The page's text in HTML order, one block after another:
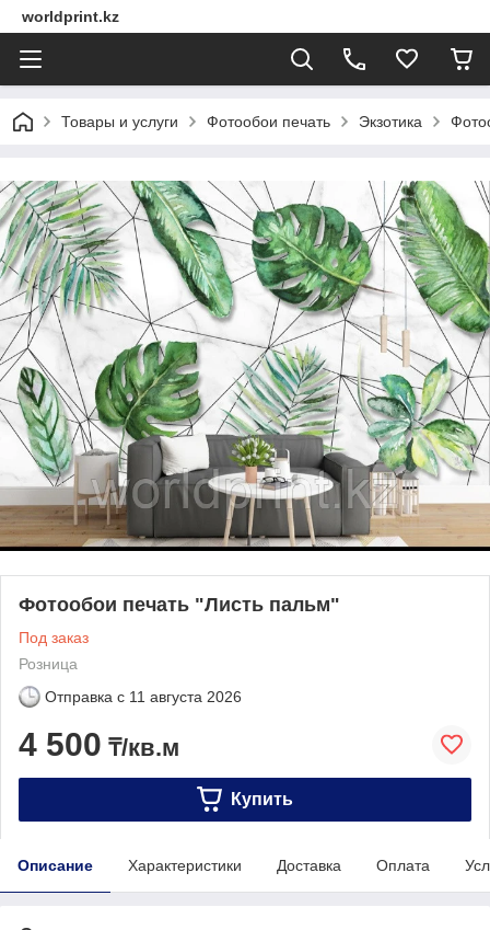
worldprint.kz
Товары и услуги Фотообои печать Экзотика
Фотообои печать "Листь пальм"
Под заказ
Розница
Отправка с 11 августа 2026
4 500 ₸/кв.м
Купить
Описание Характеристики Доставка Оплата